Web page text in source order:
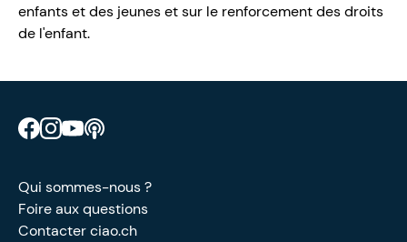
enfants et des jeunes et sur le renforcement des droits
de l'enfant.
Retrouve CIAO sur Facebook
Retrouve CIAO sur Instagram
Retrouve CIAO sur YouTube
Qui sommes-nous ?
Foire aux questions
Contacter ciao.ch